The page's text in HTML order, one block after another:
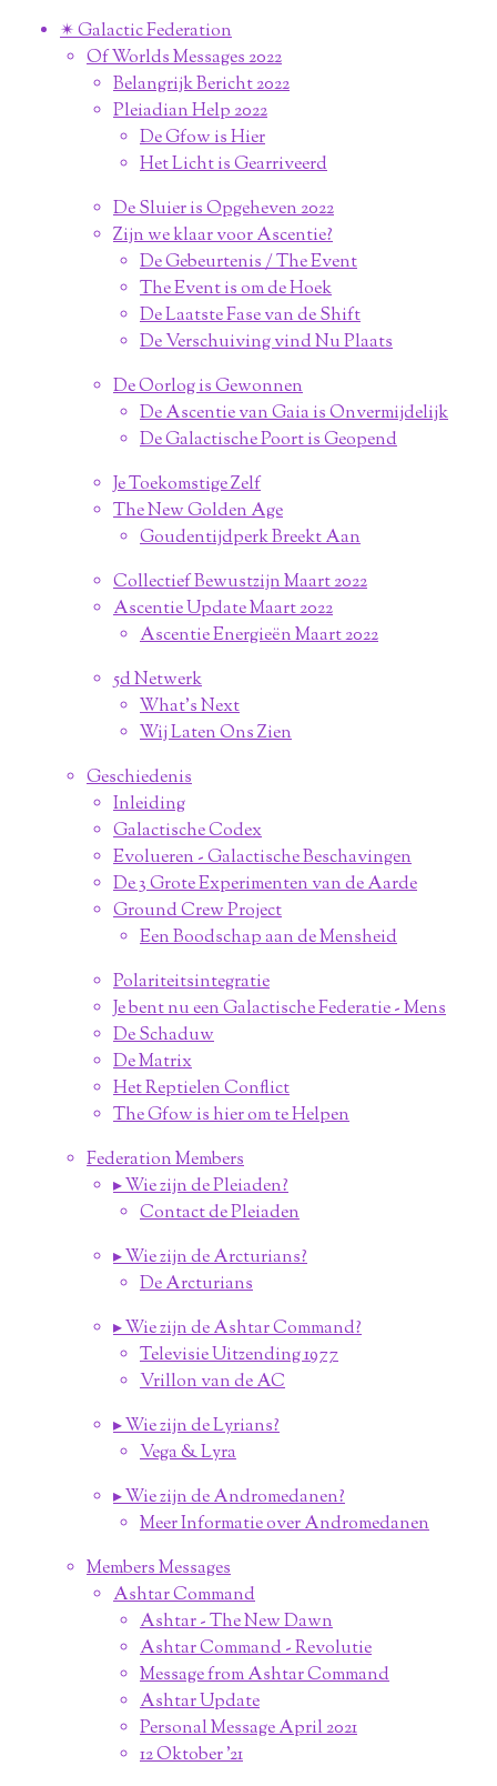
✴︎ Galactic Federation
Of Worlds Messages 2022
Belangrijk Bericht 2022
Pleiadian Help 2022
De Gfow is Hier
Het Licht is Gearriveerd
De Sluier is Opgeheven 2022
Zijn we klaar voor Ascentie?
De Gebeurtenis / The Event
The Event is om de Hoek
De Laatste Fase van de Shift
De Verschuiving vind Nu Plaats
De Oorlog is Gewonnen
De Ascentie van Gaia is Onvermijdelijk
De Galactische Poort is Geopend
Je Toekomstige Zelf
The New Golden Age
Goudentijdperk Breekt Aan
Collectief Bewustzijn Maart 2022
Ascentie Update Maart 2022
Ascentie Energieën Maart 2022
5d Netwerk
What's Next
Wij Laten Ons Zien
Geschiedenis
Inleiding
Galactische Codex
Evolueren - Galactische Beschavingen
De 3 Grote Experimenten van de Aarde
Ground Crew Project
Een Boodschap aan de Mensheid
Polariteitsintegratie
Je bent nu een Galactische Federatie - Mens
De Schaduw
De Matrix
Het Reptielen Conflict
The Gfow is hier om te Helpen
Federation Members
▸ Wie zijn de Pleiaden?
Contact de Pleiaden
▸ Wie zijn de Arcturians?
De Arcturians
▸ Wie zijn de Ashtar Command?
Televisie Uitzending 1977
Vrillon van de AC
▸ Wie zijn de Lyrians?
Vega & Lyra
▸ Wie zijn de Andromedanen?
Meer Informatie over Andromedanen
Members Messages
Ashtar Command
Ashtar - The New Dawn
Ashtar Command - Revolutie
Message from Ashtar Command
Ashtar Update
Personal Message April 2021
12 Oktober '21